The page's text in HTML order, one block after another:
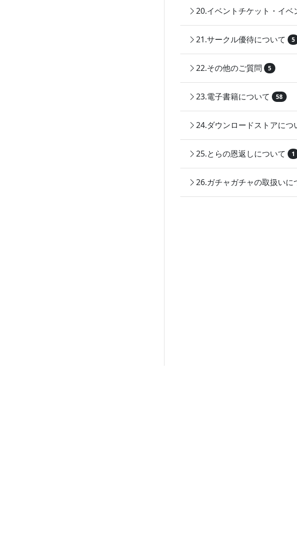
20.イベントチケット・イ
21.サークル優待について 5
22.その他のご質問 5
23.電子書籍について 58
24.ダウンロードストアにつ
25.とらの恩返しについて 1
26.ガチャガチャの取扱いに